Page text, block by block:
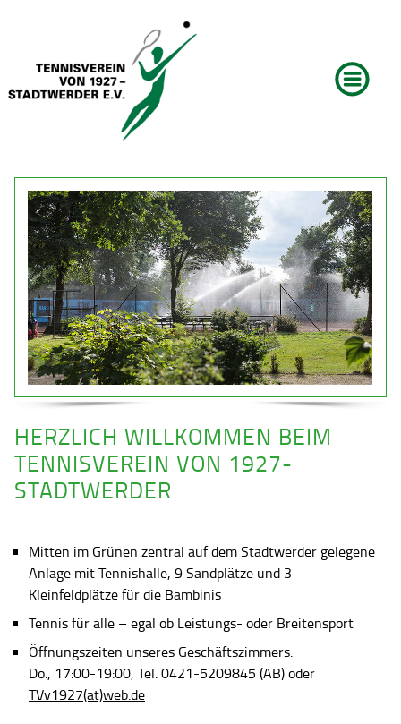
HERZLICH WILLKOMMEN BEIM
TENNISVEREIN VON 1927-
STADTWERDER
Mitten im Grünen zentral auf dem Stadtwerder gelegene
Anlage mit Tennishalle, 9 Sandplätze und 3
Kleinfeldplätze für die Bambinis
Tennis für alle – egal ob Leistungs- oder Breitensport
Öffnungszeiten unseres Geschäftszimmers:
Do., 17:00-19:00, Tel. 0421-5209845 (AB) oder
TVv1927(at)web.de